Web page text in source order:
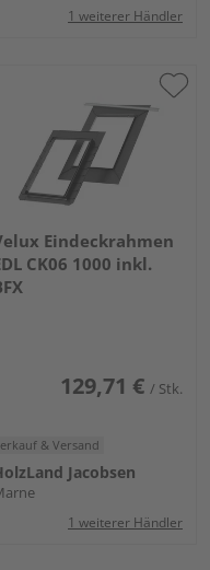
1 weiterer Händler
Eindeckrahmen
CK06 1000 inkl.
129,71 € / Stk.
& Versand
Jacobsen
1 weiterer Händler